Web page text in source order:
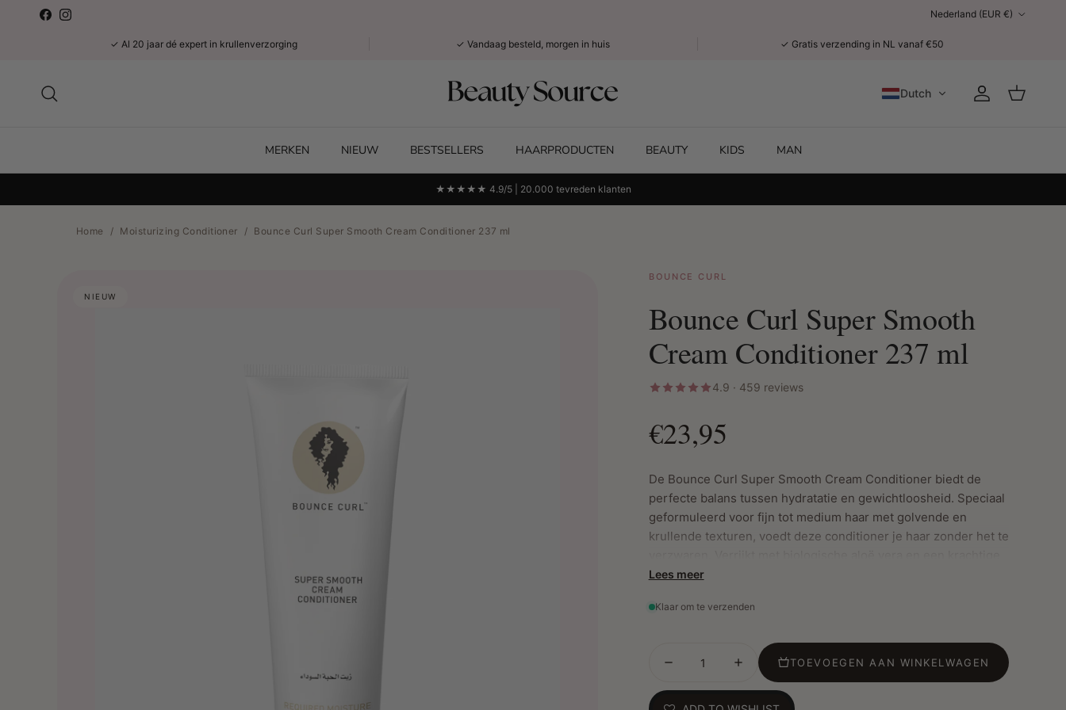
Ga naar inhoud
FacebookInstagram Nederland (EUR €)
✓ Al 20 jaar dé expert in krullenverzorging ✓ Vandaag besteld, morgen in huis ✓ Gratis verzending in NL vanaf €50
Dutch AccountWinkelwagen
MERKEN NIEUW BESTSELLERS HAARPRODUCTEN BEAUTY KIDS MAN
★★★★★ 4.9/5 | 20.000 tevreden klanten
Home / Moisturizing Conditioner / Bounce Curl Super Smooth Cream Conditioner 237 ml
NIEUW
BOUNCE CURL
Bounce Curl Super Smooth
Cream Conditioner 237 ml
4.9 · 459 reviews
€23,95
De Bounce Curl Super Smooth Cream Conditioner biedt de
perfecte balans tussen hydratatie en gewichtloosheid. Speciaal
geformuleerd voor fijn tot medium haar met golvende en
krullende texturen, voedt deze conditioner je haar zonder het te
mix van oliën en extracten, zorgt deze conditioner voor
Belangrijkste Kenmerken:
Lichtgewicht hydratatie: Hydrateert zonder je haar zwaar te
maken, ideaal voor fijn haar.
Lees meer
Klaar om te verzenden
TOEVOEGEN AAN WINKELWAGEN